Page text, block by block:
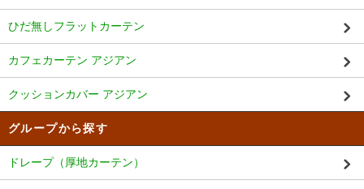
ひだ無しフラットカーテン
カフェカーテン アジアン
クッションカバー アジアン
グループから探す
ドレープ（厚地カーテン）